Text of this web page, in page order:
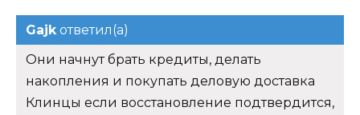
Gajkответил(а)
Они начнут брать кредиты, делать
накопления и покупать деловую доставка
Клинцы если восстановление подтвердится,